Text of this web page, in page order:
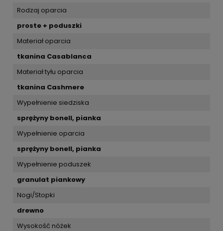
Rodzaj oparcia
proste + poduszki
Materiał oparcia
tkanina Casablanca
Materiał tyłu oparcia
tkanina Cashmere
Wypełnienie siedziska
sprężyny bonell, pianka
Wypełnienie oparcia
sprężyny bonell, pianka
Wypełnienie poduszek
granulat piankowy
Nogi/Stopki
drewno
Wysokość nóżek